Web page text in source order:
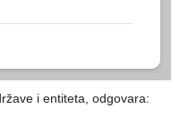
i entiteta, odgovara: